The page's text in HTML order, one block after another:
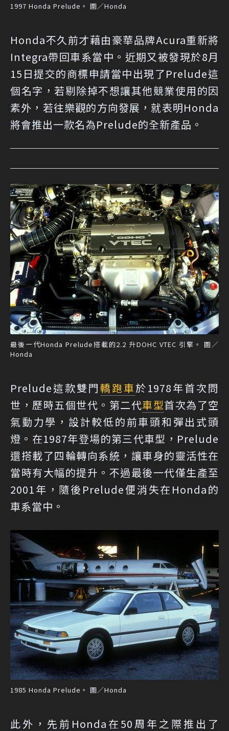
1997 Honda Prelude。 圖／Honda
Honda不久前才藉由豪華品牌Acura重新將
Integra帶回車系當中。近期又被發現於8月
15日提交的商標申請當中出現了Prelude這
個名字，若剔除掉不想讓其他競業使用的因
素外，若往樂觀的方向發展，就表明Honda
將會推出一款名為Prelude的全新產品。
最後一代Honda Prelude搭載的2.2 升DOHC VTEC 引擎。 圖／
Honda
Prelude這款雙門轎跑車於1978年首次問
世，歷時五個世代。第二代車型首次為了空
氣動力學，設計較低的前車頭和彈出式頭
燈。在1987年登場的第三代車型，Prelude
還搭載了四輪轉向系統，讓車身的靈活性在
當時有大幅的提升。不過最後一代僅生產至
2001年，隨後Prelude便消失在Honda的
車系當中。
1985 Honda Prelude。 圖／Honda
此外，先前Honda在50周年之際推出了